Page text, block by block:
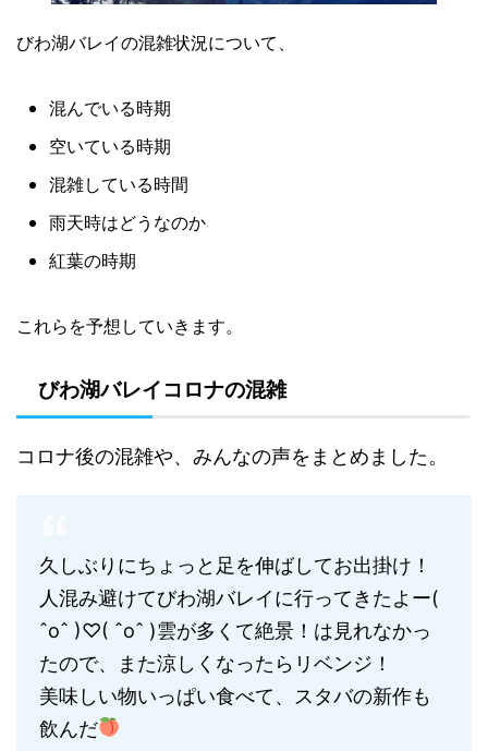
びわ湖バレイの混雑状況について、
混んでいる時期
空いている時期
混雑している時間
雨天時はどうなのか
紅葉の時期
これらを予想していきます。
びわ湖バレイコロナの混雑
コロナ後の混雑や、みんなの声をまとめました。
久しぶりにちょっと足を伸ばしてお出掛け！
人混み避けてびわ湖バレイに行ってきたよー(
ˆoˆ )♡( ˆoˆ )雲が多くて絶景！は見れなかっ
たので、また涼しくなったらリベンジ！
美味しい物いっぱい食べて、スタバの新作も
飲んだ